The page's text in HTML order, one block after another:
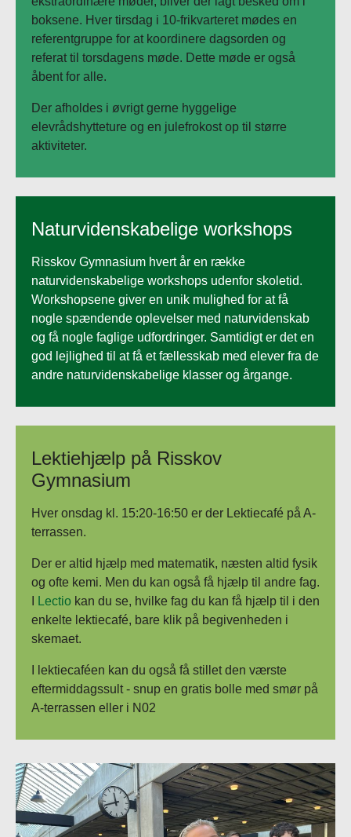
boksene. Hver tirsdag i 10-frikvarteret mødes en
referentgruppe for at koordinere dagsorden og
referat til torsdagens møde. Dette møde er også
åbent for alle.
Der afholdes i øvrigt gerne hyggelige
elevrådshytteture og en julefrokost op til større
aktiviteter.
Naturvidenskabelige workshops
Risskov Gymnasium hvert år en række
naturvidenskabelige workshops udenfor skoletid.
Workshopsene giver en unik mulighed for at få
nogle spændende oplevelser med naturvidenskab
og få nogle faglige udfordringer. Samtidigt er det en
god lejlighed til at få et fællesskab med elever fra de
andre naturvidenskabelige klasser og årgange.
Lektiehjælp på Risskov
Gymnasium
Hver onsdag kl. 15:20-16:50 er der Lektiecafé på A-
terrassen.
Der er altid hjælp med matematik, næsten altid fysik
og ofte kemi. Men du kan også få hjælp til andre fag.
Lectio kan du se, hvilke fag du kan få hjælp til i den
enkelte lektiecafé, bare klik på begivenheden i
skemaet.
I lektiecaféen kan du også få stillet den værste
eftermiddagssult - snup en gratis bolle med smør på
A-terrassen eller i N02